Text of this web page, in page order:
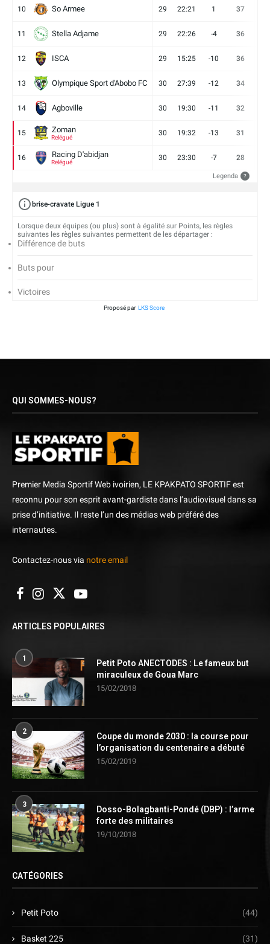
10 So Armee 29 22:21 1 37
11 Stella Adjame 29 22:26 -4 36
12 ISCA 29 15:25 -10 36
13 Olympique Sport d'Abobo FC 30 27:39 -12 34
14 Agboville 30 19:30 -11 32
15 Zoman
Relégué
30 19:32 -13 31
16 Racing D'abidjan
Relégué
30 23:30 -7 28
Legenda ?
brise-cravate Ligue 1
Lorsque deux équipes (ou plus) sont à égalité sur Points, les règles
suivantes les règles suivantes permettent de les départager :
Différence de buts
Buts pour
Victoires
Proposé par LKS Score
QUI SOMMES-NOUS?
Premier Media Sportif Web ivoirien, LE KPAKPATO SPORTIF est
reconnu pour son esprit avant-gardiste dans l’audiovisuel dans sa
prise d’initiative. Il reste l’un des médias web préféré des
internautes.
Contactez-nous via notre email
ARTICLES POPULAIRES
1
Petit Poto ANECTODES : Le fameux but
miraculeux de Goua Marc
15/02/2018
2
Coupe du monde 2030 : la course pour
l’organisation du centenaire a débuté
15/02/2019
3
Dosso-Bolagbanti-Pondé (DBP) : l’arme
forte des militaires
19/10/2018
CATÉGORIES
Petit Poto (44)
Basket 225 (31)